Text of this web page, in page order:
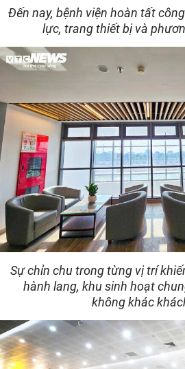
Đến nay, bệnh viện hoàn tất
lực, trang thiết bị và
Sự chỉn chu trong từng vị trí
hành lang, khu sinh hoạt
không khác